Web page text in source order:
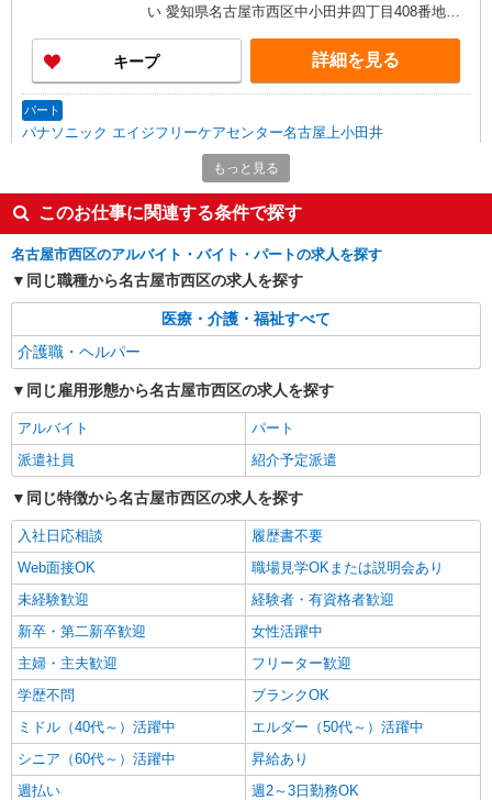
件目以降〜1,000円/件 手当あり ※一律処遇改善加
算含む 〇時間外勤務手当 〇土日祝勤務手当 〇無
事故無違反表彰金 〇年末年始勤務手当
い 愛知県名古屋市西区中小田井四丁目408番地の1
キープ 詳細を見る
パート
パナソニック エイジフリーケアセンター名古屋上小田井
ショートステイ／介護職／夜勤専従／パート
時給1,206円〜1,270円 ※経験・能力・資格等
による 社会福祉士・介護福祉士 時給1,270円 その
他資格 時給1,206円 ※一律処遇改善加算含む 〇時
間外勤務手当 〇土日祝勤務手当 〇夜勤手当 〇無
事故無違反表彰金 〇年末年始勤務手当
パナソニック エイジフリーケアセンター名古
屋上小田井 愛知県名古屋市西区中小田井4丁目
408-1
キープ 詳細を見る
パート
パナソニック エイジフリーケアセンター名古屋上小田井
ショートステイ／介護職／遅出のみ
時給1,206円〜1,270円 ※経験・能力・資格等
による 社会福祉士・介護福祉士 時給1,270円 その
他資格 時給1,206円 ※一律処遇改善加算含む 〇時
間外勤務手当 〇土日祝勤務手当 〇夜勤手当 〇深
夜勤務手当 〇無事故無違反表彰金 〇年末年始勤務
手当 〇早朝7:00〜8:00/夜間18:00〜20:00は時給
パナソニック エイジフリーケアセンター名古
屋上小田井 愛知県名古屋市西区中小田井4丁目
詳細を見る
正社員
パナソニック エイジフリーケアセンター名古屋上小田井
デイサービス／介護職／正社員／介護福祉士
月給23万3330円〜23万9510円 ※経験・能力・
資格等による 介護福祉士 月給 23万3330円 社会福
祉士 月給 23万9510円 ※一律処遇改善加算含む 〇
資格手当 〇職種手当 〇業務手当 〇時間外勤務手
当 〇休日勤務手当 〇無事故無違反表彰金 〇年末
年始勤務手当
パナソニック エイジフリーケアセンター名古
屋上小田井 愛知県名古屋市西区中小田井4丁目
408-1
詳細を見る
もっと見る
このお仕事に関連する条件で探す
名古屋市西区のアルバイト・バイト・パートの求人を探す
同じ職種から名古屋市西区の求人を探す
医療・介護・福祉すべて
介護職・ヘルパー
同じ雇用形態から名古屋市西区の求人を探す
アルバイト
パート
派遣社員
紹介予定派遣
同じ特徴から名古屋市西区の求人を探す
入社日応相談
履歴書不要
Web面接OK
職場見学OKまたは説明会あり
未経験歓迎
経験者・有資格者歓迎
新卒・第二新卒歓迎
女性活躍中
主婦・主夫歓迎
フリーター歓迎
学歴不問
ブランクOK
ミドル（40代～）活躍中
エルダー（50代～）活躍中
シニア（60代～）活躍中
昇給あり
週払い
週2～3日勤務OK